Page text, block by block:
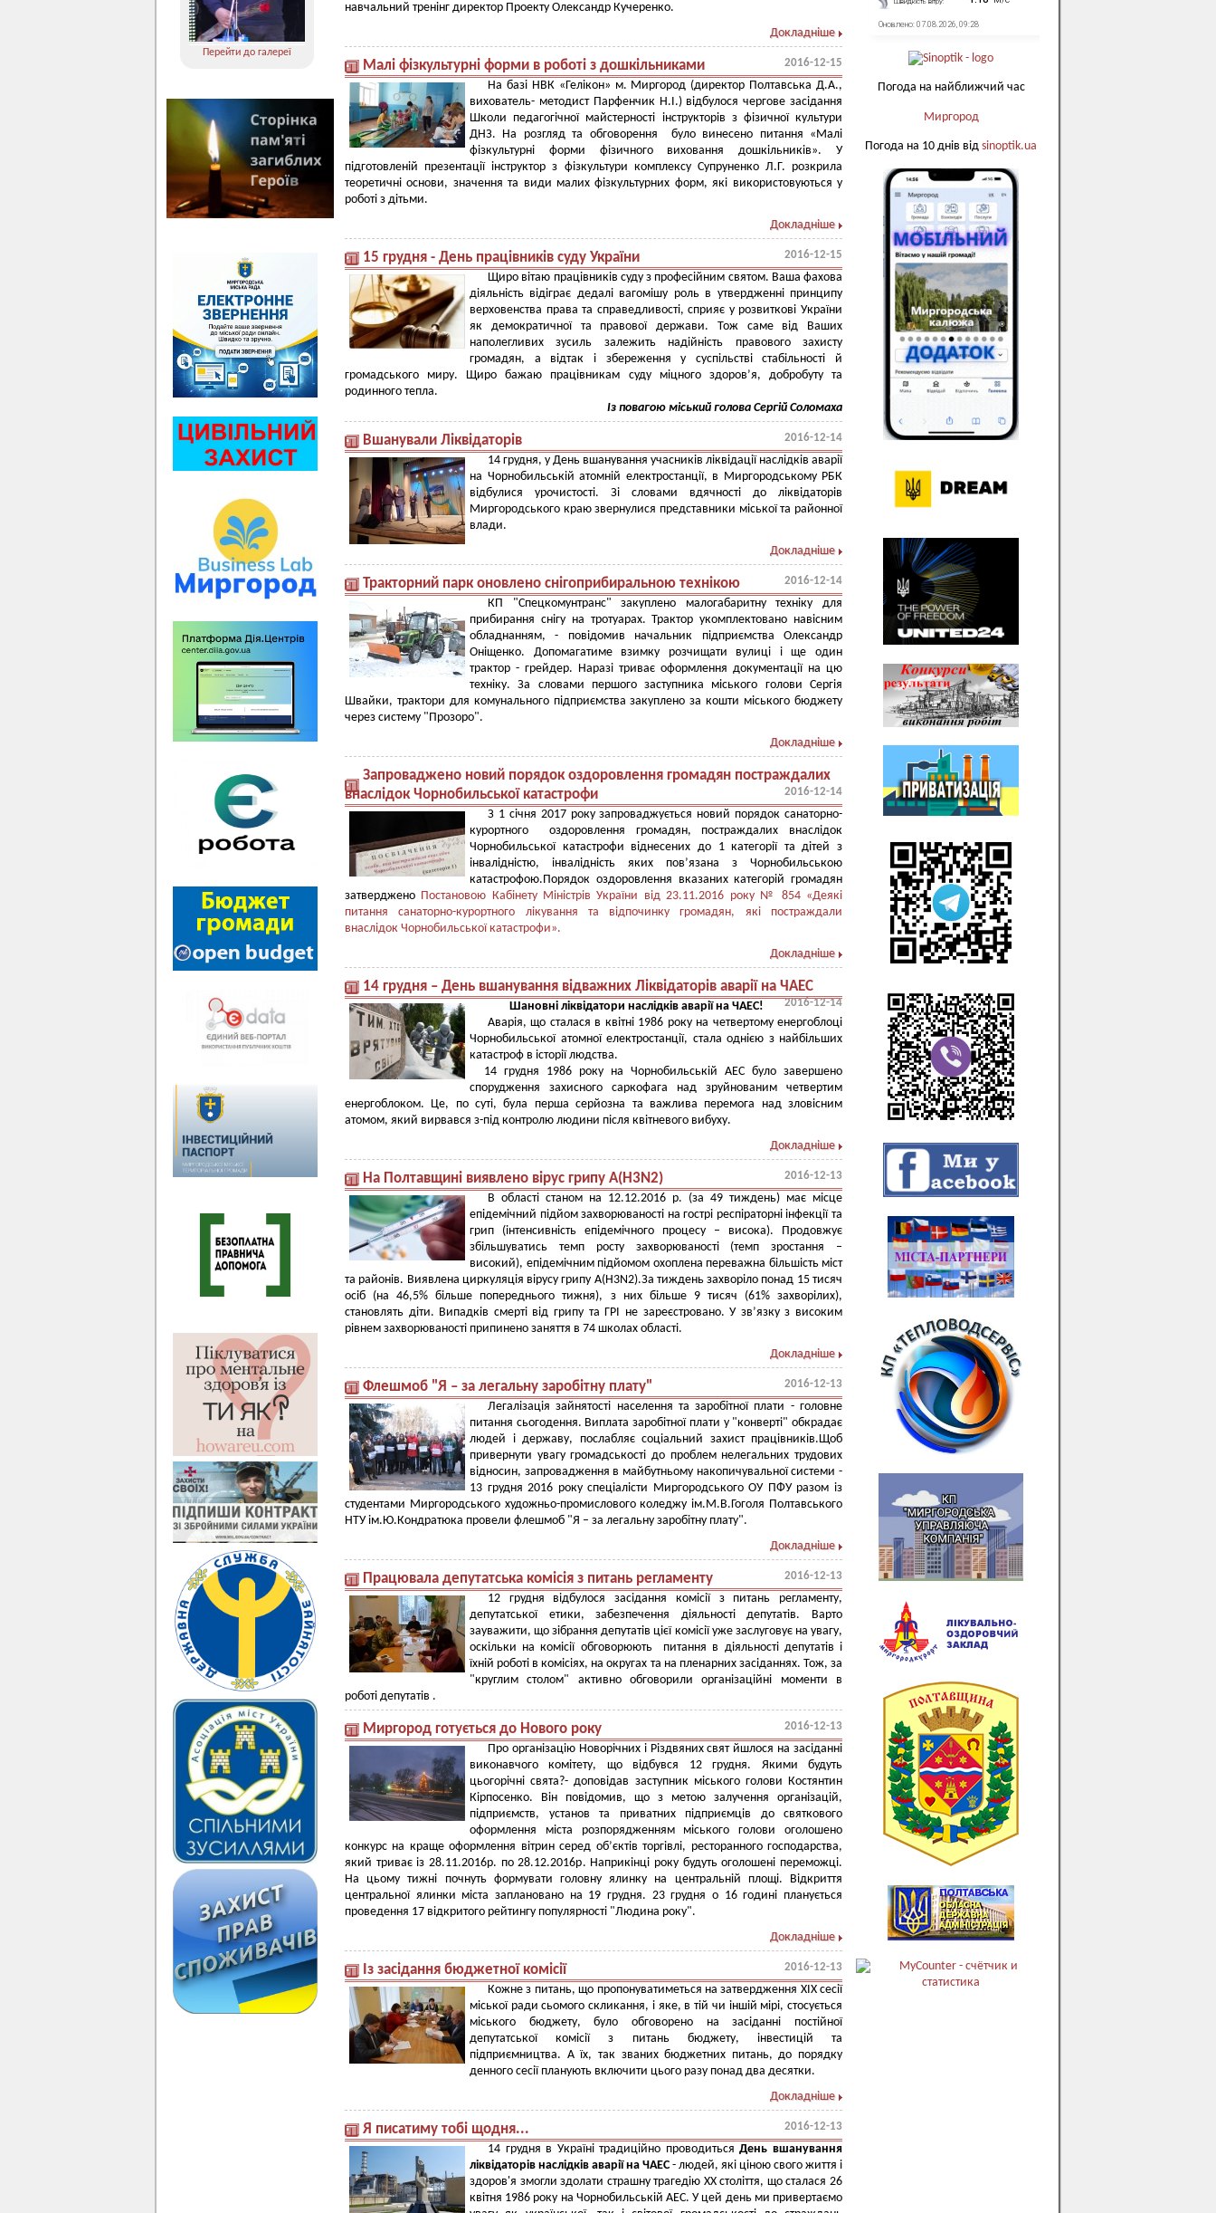
Перейти до галереї
навчальний тренінг директор Проекту Олександр Кучеренко.
Докладніше
Малі фізкультурні форми в роботі з дошкільниками 2016-12-15
На базі НВК «Гелікон» м. Миргород (директор Полтавська Д.А.,
вихователь- методист Парфенчик Н.І.) відбулося чергове засідання
Школи педагогічної майстерності інструкторів з фізичної культури
ДНЗ. На розгляд та обговорення було винесено питання «Малі
фізкультурні форми фізичного виховання дошкільників». У
підготовленій презентації інструктор з фізкультури комплексу Супруненко Л.Г. розкрила
теоретичні основи, значення та види малих фізкультурних форм, які використовуються у
роботі з дітьми.
Докладніше
15 грудня - День працівників суду України 2016-12-15
Щиро вітаю працівників суду з професійним святом. Ваша фахова
діяльність відіграє дедалі вагомішу роль в утвердженні принципу
верховенства права та справедливості, сприяє у розвиткові України
як демократичної та правової держави. Тож саме від Ваших
наполегливих зусиль залежить надійність правового захисту
громадян, а відтак і збереження у суспільстві стабільності й
громадського миру. Щиро бажаю працівникам суду міцного здоров’я, добробуту та
родинного тепла.
Із повагою міський голова Сергій Соломаха
Вшанували Ліквідаторів 2016-12-14
14 грудня, у День вшанування учасників ліквідації наслідків аварії
на Чорнобильській атомній електростанції, в Миргородському РБК
відбулися урочистості. Зі словами вдячності до ліквідаторів
Миргородського краю звернулися представники міської та районної
влади.
Докладніше
Тракторний парк оновлено снігоприбиральною технікою 2016-12-14
КП "Спецкомунтранс" закуплено малогабаритну техніку для
прибирання снігу на тротуарах. Трактор укомплектовано навісним
обладнанням, - повідомив начальник підприємства Олександр
Оніщенко. Допомагатиме взимку розчищати вулиці і ще один
трактор - грейдер. Наразі триває оформлення документації на цю
техніку. За словами першого заступника міського голови Сергія
Швайки, трактори для комунального підприємства закуплено за кошти міського бюджету
через систему "Прозоро".
Докладніше
Запроваджено новий порядок оздоровлення громадян постраждалих
внаслідок Чорнобильської катастрофи
2016-12-14
З 1 січня 2017 року запроваджується новий порядок санаторно-
курортного оздоровлення громадян, постраждалих внаслідок
Чорнобильської катастрофи віднесених до 1 категорії та дітей з
інвалідністю, інвалідність яких пов’язана з Чорнобильською
катастрофою.Порядок оздоровлення вказаних категорій громадян
затверджено Постановою Кабінету Міністрів України від 23.11.2016 року № 854 «Деякі
питання санаторно-курортного лікування та відпочинку громадян, які постраждали
внаслідок Чорнобильської катастрофи».
Докладніше
14 грудня – День вшанування відважних Ліквідаторів аварії на ЧАЕС
2016-12-14
Шановні ліквідатори наслідків аварії на ЧАЕС!
Аварія, що сталася в квітні 1986 року на четвертому енергоблоці
Чорнобильської атомної електростанції, стала однією з найбільших
катастроф в історії людства.
14 грудня 1986 року на Чорнобильській АЕС було завершено
спорудження захисного саркофага над зруйнованим четвертим
енергоблоком. Це, по суті, була перша серйозна та важлива перемога над зловісним
атомом, який вирвався з-під контролю людини після квітневого вибуху.
Докладніше
На Полтавщині виявлено вірус грипу А(Н3N2) 2016-12-13
В області станом на 12.12.2016 р. (за 49 тиждень) має місце
епідемічний підйом захворюваності на гострі респіраторні інфекції та
грип (інтенсивність епідемічного процесу – висока). Продовжує
збільшуватись темп росту захворюваності (темп зростання –
високий), епідемічним підйомом охоплена переважна більшість міст
та районів. Виявлена циркуляція вірусу грипу А(Н3N2).За тиждень захворіло понад 15 тисяч
осіб (на 46,5% більше попереднього тижня), з них більше 9 тисяч (61% захворілих),
становлять діти. Випадків смерті від грипу та ГРІ не зареєстровано. У зв’язку з високим
рівнем захворюваності припинено заняття в 74 школах області.
Докладніше
Флешмоб "Я – за легальну заробітну плату" 2016-12-13
Легалізація зайнятості населення та заробітної плати - головне
питання сьогодення. Виплата заробітної плати у "конверті" обкрадає
людей і державу, послабляє соціальний захист працівників.Щоб
привернути увагу громадськості до проблем нелегальних трудових
відносин, запровадження в майбутньому накопичувальної системи -
13 грудня 2016 року спеціалісти Миргородського ОУ ПФУ разом із
студентами Миргородського художньо-промислового коледжу ім.М.В.Гоголя Полтавського
НТУ ім.Ю.Кондратюка провели флешмоб "Я – за легальну заробітну плату".
Докладніше
Працювала депутатська комісія з питань регламенту 2016-12-13
12 грудня відбулося засідання комісії з питань регламенту,
депутатської етики, забезпечення діяльності депутатів. Варто
зауважити, що зібрання депутатів цієї комісії уже заслуговує на увагу,
оскільки на комісії обговорюють питання в діяльності депутатів і
їхній роботі в комісіях, на округах та на пленарних засіданнях. Тож, за
"круглим столом" активно обговорили організаційні моменти в
роботі депутатів .
Миргород готується до Нового року 2016-12-13
Про організацію Новорічних і Різдвяних свят йшлося на засіданні
виконавчого комітету, що відбувся 12 грудня. Якими будуть
цьогорічні свята?- доповідав заступник міського голови Костянтин
Кірпосенко. Він повідомив, що з метою залучення організацій,
підприємств, установ та приватних підприємців до святкового
оформлення міста розпорядженням міського голови оголошено
конкурс на краще оформлення вітрин серед об’єктів торгівлі, ресторанного господарства,
який триває із 28.11.2016р. по 28.12.2016р. Наприкінці року будуть оголошені переможці.
На цьому тижні почнуть формувати головну ялинку на центральній площі. Відкриття
центральної ялинки міста заплановано на 19 грудня. 23 грудня о 16 годині планується
проведення 17 відкритого рейтингу популярності "Людина року".
Докладніше
Із засідання бюджетної комісії 2016-12-13
Кожне з питань, що пропонуватиметься на затвердження ХІХ сесії
міської ради сьомого скликання, і яке, в тій чи іншій мірі, стосується
міського бюджету, було обговорено на засіданні постійної
депутатської комісії з питань бюджету, інвестицій та
підприємництва. А їх, так званих бюджетних питань, до порядку
денного сесії планують включити цього разу понад два десятки.
Докладніше
Я писатиму тобі щодня... 2016-12-13
14 грудня в Україні традиційно проводитьсяДень вшанування
ліквідаторів наслідків аварії на ЧАЕС - людей, які ціною свого життя і
здоров'я змогли здолати страшну трагедію ХХ століття, що сталася 26
квітня 1986 року на Чорнобильській АЕС. У цей день ми привертаємо
Погода на найближчий час
Миргород
Погода на 10 днів від sinoptik.ua